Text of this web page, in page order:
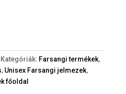
Kategóriák: Farsangi termékek,
, Unisex Farsangi jelmezek,
főoldal